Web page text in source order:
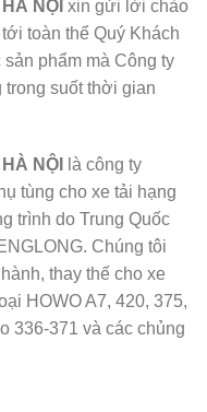
NỘI xin gửi lời chào
toàn thể Quý Khách
phẩm mà Công ty
suốt thời gian
NỘI
là công ty
tùng cho xe tải hạng
trình do Trung Quốc
Chúng tôi
thay thế cho xe
HOWO A7, 420, 375,
336-371 và các chủng